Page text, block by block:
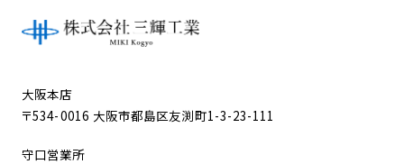
大阪本店
〒534-0016 大阪市都島区友渕町1-3-23-111
守口営業所